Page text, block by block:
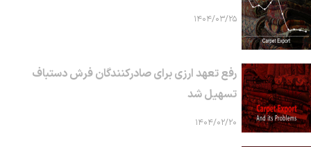
۱۴۰۴/۰۳/۲۵
رفع تعهد ارزی برای صادرکنندگان فرش دستباف
تسهیل شد
۱۴۰۴/۰۲/۲۰